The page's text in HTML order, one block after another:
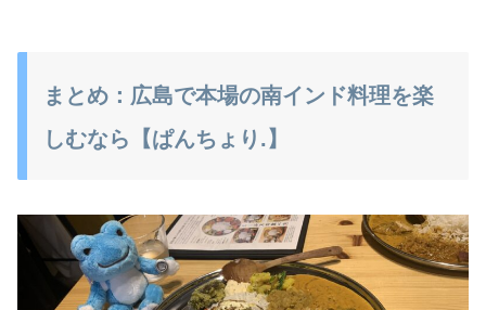
まとめ：広島で本場の南インド料理を楽
しむなら【ぱんちょり.】